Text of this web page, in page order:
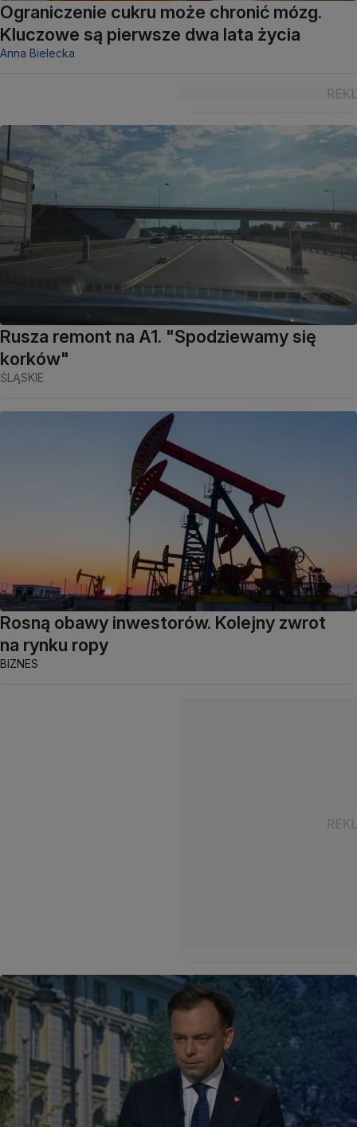
Ograniczenie cukru może chronić mózg.
Kluczowe są pierwsze dwa lata życia
Anna Bielecka
Rusza remont na A1. "Spodziewamy się
korków"
ŚLĄSKIE
Rosną obawy inwestorów. Kolejny zwrot
na rynku ropy
BIZNES